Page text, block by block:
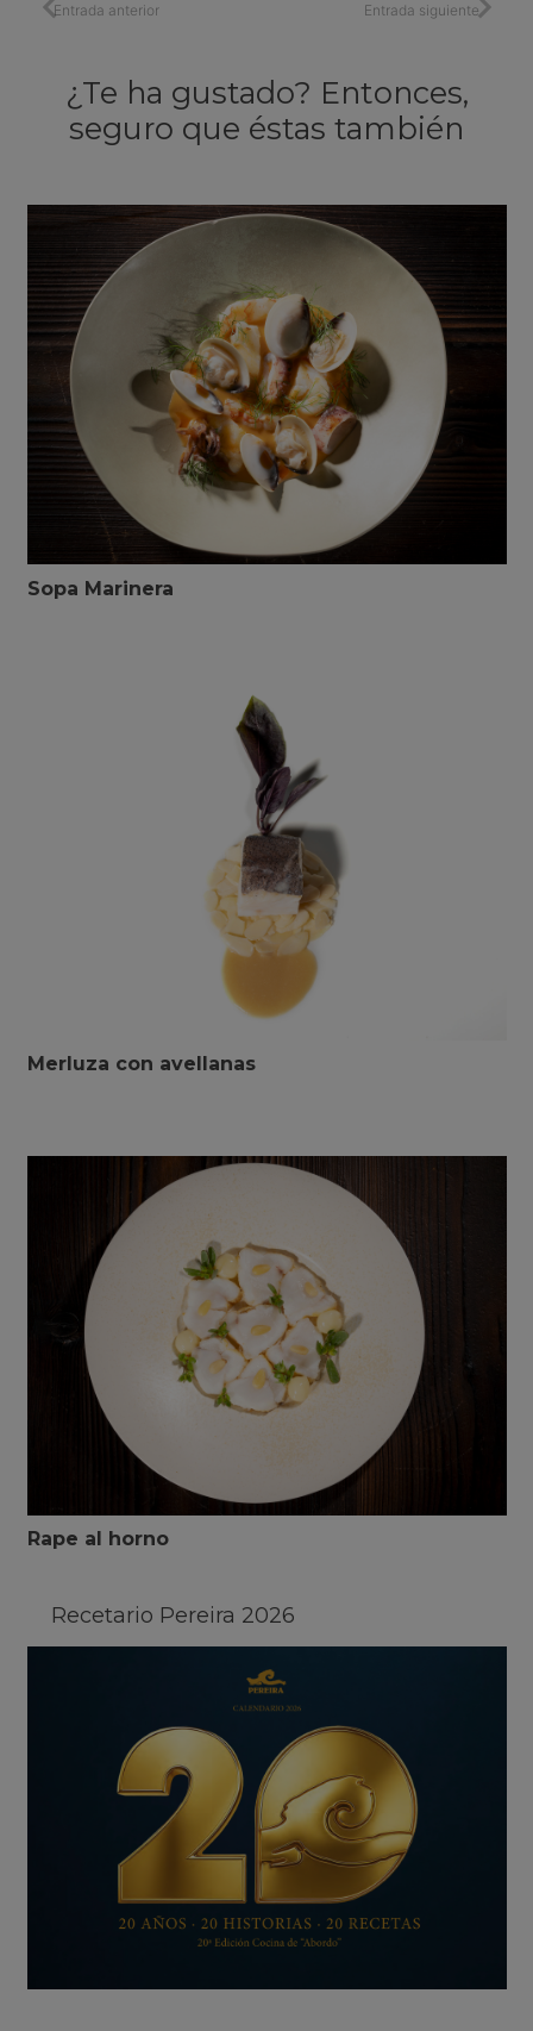
Entrada anterior Entrada siguiente
¿Te ha gustado? Entonces,
seguro que éstas también
Sopa Marinera
Merluza con avellanas
Rape al horno
Recetario Pereira 2026